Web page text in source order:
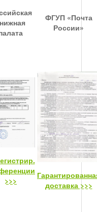
ФГУП «Почта
России»
>>>
доставка >>>